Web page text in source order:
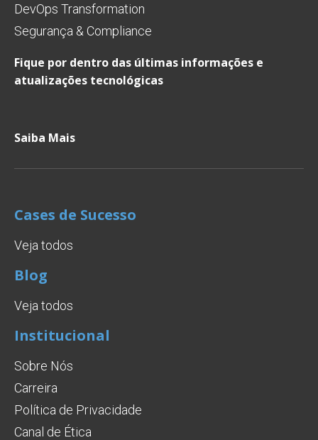
DevOps Transformation
Segurança & Compliance
Fique por dentro das últimas informações e
atualizações tecnológicas
Saiba Mais
Cases de Sucesso
Veja todos
Blog
Veja todos
Institucional
Sobre Nós
Carreira
Política de Privacidade
Canal de Ética